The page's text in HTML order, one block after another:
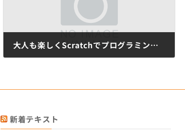
大人も楽しくScratchでプログラミング！
新着テキスト